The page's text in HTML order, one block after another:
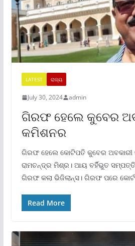
LATEST ରାଜ୍ୟ
July 30, 2024 admin
ଗିରଫ ହେଲେ କୁବେର
କମିଶନର
ଗିରଫ ହେଲେ କୋଟିପତି କୁବେର
ରାମଚନ୍ଦ୍ର ମିଶ୍ର। ଆୟ ବର୍ହିଭୁତ
ଗିରଫ କଲା ଭିଜିଲାନ୍ସ। ଗିରଫ ପରେ କୋର୍ଟ
Read More